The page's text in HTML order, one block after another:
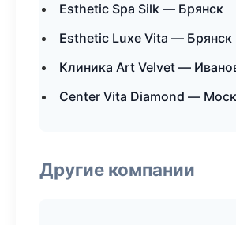
Esthetic Spa Silk — Брянск
Esthetic Luxe Vita — Брянск
Клиника Art Velvet —
Center Vita Diamond —
Другие компании